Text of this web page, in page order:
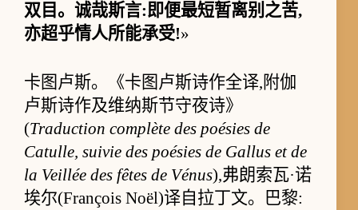
双目。诚哉斯言:即便最短暂离别之苦,
亦超乎情人所能承受!»
卡图卢斯。《卡图卢斯诗作全译,附伽
卢斯诗作及维纳斯节守夜诗》
(Traduction complète des poésies de
Catulle, suivie des poésies de Gallus et de
la Veillée des fêtes de Vénus),弗朗索瓦·诺
埃尔(François Noël)译自拉丁文。巴黎: